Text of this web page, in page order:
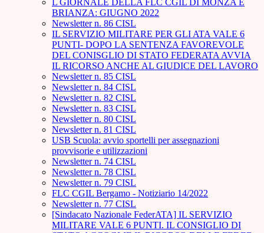
L GIORNALE DELLA FLC CGIL DI MONZA E
BRIANZA: GIUGNO 2022
Newsletter n. 86 CISL
IL SERVIZIO MILITARE PER GLI ATA VALE 6
PUNTI- DOPO LA SENTENZA FAVOREVOLE
DEL CONISGLIO DI STATO FEDERATA AVVIA
IL RICORSO ANCHE AL GIUDICE DEL LAVORO
Newsletter n. 85 CISL
Newsletter n. 84 CISL
Newsletter n. 82 CISL
Newsletter n. 83 CISL
Newsletter n. 80 CISL
Newsletter n. 81 CISL
USB Scuola: avvio sportelli per assegnazioni
provvisorie e utilizzazioni
Newsletter n. 74 CISL
Newsletter n. 78 CISL
Newsletter n. 79 CISL
FLC CGIL Bergamo - Notiziario 14/2022
Newsletter n. 77 CISL
[Sindacato Nazionale FederATA] IL SERVIZIO
MILITARE VALE 6 PUNTI. IL CONSIGLIO DI